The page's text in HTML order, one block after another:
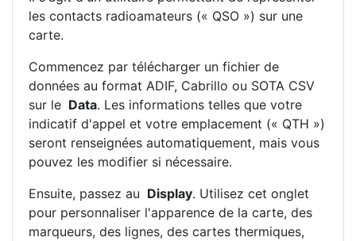
les contacts radioamateurs (« QSO ») sur une
carte.
Commencez par télécharger un fichier de
données au format ADIF, Cabrillo ou SOTA CSV
sur le Data. Les informations telles que votre
indicatif d'appel et votre emplacement (« QTH »)
seront renseignées automatiquement, mais vous
pouvez les modifier si nécessaire.
Ensuite, passez au Display. Utilisez cet onglet
pour personnaliser l'apparence de la carte, des
marqueurs, des lignes, des cartes thermiques,